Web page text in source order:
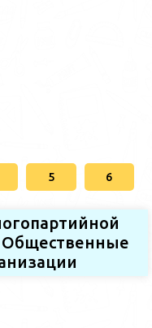
5 6
Общественные